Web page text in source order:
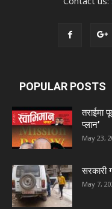
POPULAR POSTS
तराईमा
प्लान’
May 23,
सरकारी
May 7,